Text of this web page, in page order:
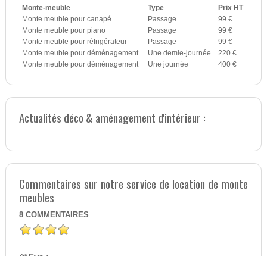
Monte-meuble Type
Prix HT
Monte meuble pour canapé
Passage
99 €
Monte meuble pour piano
Passage
99 €
Monte meuble pour réfrigérateur
Passage
99 €
Monte meuble pour déménagement
Une demie-journée
220 €
Monte meuble pour déménagement
Une journée 400 €
Actualités déco & aménagement d'intérieur :
Commentaires sur notre service de location de monte
meubles
8 COMMENTAIRES